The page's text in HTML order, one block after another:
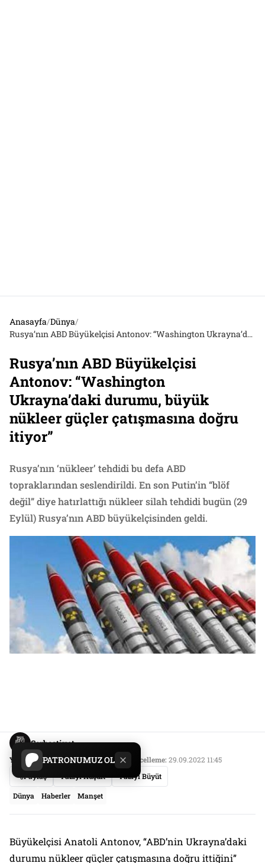
PATRONUMUZ OL
Anasayfa/Dünya/
Rusya’nın ABD Büyükelçisi Antonov: “Washington Ukrayna’daki durumu, büyük nükleer güçler çatışmasına doğru itiyor”
Rusya’nın ABD Büyükelçisi
Antonov: “Washington
Ukrayna’daki durumu, büyük
nükleer güçler çatışmasına doğru
itiyor”
Rusya’nın ‘nükleer’ tehdidi bu defa ABD
topraklarından seslendirildi. En son Putin’in “blöf
değil” diye hatırlattığı nükleer silah tehdidi bugün (29
Eylül) Rusya’nın ABD büyükelçisinden geldi.
Serbestiyet
Yayın Tarihi:29.09.2022 11:42Son Güncelleme:29.09.2022 11:45
Paylaş
Yazıyı Küçült Yazıyı Büyüt
Dünya Haberler Manşet
Büyükelçisi Anatoli Antonov, “ABD’nin Ukrayna’daki
durumu nükleer güçler çatışmasına doğru ittiğini”